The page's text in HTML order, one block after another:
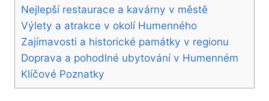
Nejlepší restaurace a kavárny v městě
Výlety a atrakce v okolí Humenného
Zajímavosti a historické památky v regionu
Doprava a pohodlné ubytování v⁣ Humenném
Klíčové Poznatky